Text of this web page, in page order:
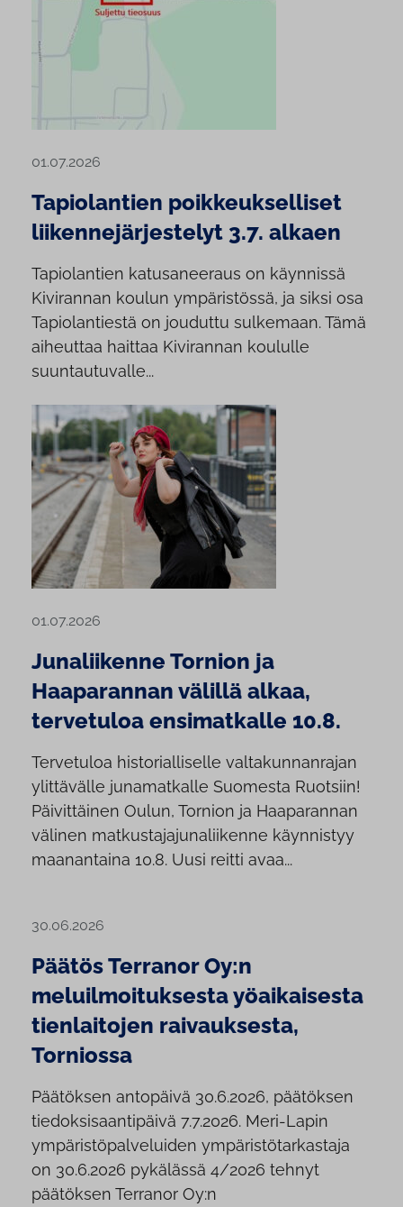
01.07.2026
Tapiolantien poikkeukselliset
liikennejärjestelyt 3.7. alkaen
Tapiolantien katusaneeraus on käynnissä
Kivirannan koulun ympäristössä, ja siksi osa
Tapiolantiestä on jouduttu sulkemaan. Tämä
aiheuttaa haittaa Kivirannan koululle
suuntautuvalle...
01.07.2026
Junaliikenne Tornion ja
Haaparannan välillä alkaa,
tervetuloa ensimatkalle 10.8.
Tervetuloa historialliselle valtakunnanrajan
ylittävälle junamatkalle Suomesta Ruotsiin!
Päivittäinen Oulun, Tornion ja Haaparannan
välinen matkustajajunaliikenne käynnistyy
maanantaina 10.8. Uusi reitti avaa...
30.06.2026
Päätös Terranor Oy:n
meluilmoituksesta yöaikaisesta
tienlaitojen raivauksesta,
Torniossa
Päätöksen antopäivä 30.6.2026, päätöksen
tiedoksisaantipäivä 7.7.2026. Meri-Lapin
ympäristöpalveluiden ympäristötarkastaja
on 30.6.2026 pykälässä 4/2026 tehnyt
päätöksen Terranor Oy:n